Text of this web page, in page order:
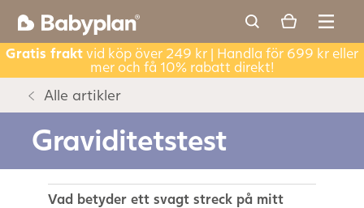
Gratis fraktvid köp över 249 kr | Handla för 699 kr eller
mer och få 10% rabatt direkt!
Alle artikler
Graviditetstest
Vad betyder ett svagt streck på mitt